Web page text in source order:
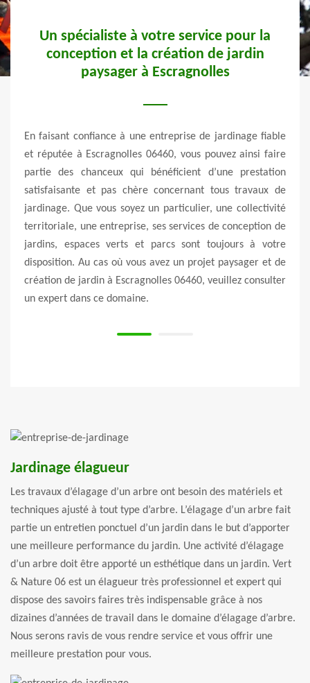
Un spécialiste à votre service pour la
conception et la création de jardin
paysager à Escragnolles
En faisant confiance à une entreprise de jardinage fiable
et réputée à Escragnolles 06460, vous pouvez ainsi faire
partie des chanceux qui bénéficient d’une prestation
satisfaisante et pas chère concernant tous travaux de
jardinage. Que vous soyez un particulier, une collectivité
territoriale, une entreprise, ses services de conception de
jardins, espaces verts et parcs sont toujours à votre
disposition. Au cas où vous avez un projet paysager et de
création de jardin à Escragnolles 06460, veuillez consulter
un expert dans ce domaine.
Jardinage élagueur
Les travaux d’élagage d’un arbre ont besoin des matériels et
techniques ajusté à tout type d’arbre. L’élagage d’un arbre fait
partie un entretien ponctuel d’un jardin dans le but d’apporter
une meilleure performance du jardin. Une activité d’élagage
d’un arbre doit être apporté un esthétique dans un jardin. Vert
& Nature 06 est un élagueur très professionnel et expert qui
dispose des savoirs faires très indispensable grâce à nos
dizaines d’années de travail dans le domaine d’élagage d’arbre.
Nous serons ravis de vous rendre service et vous offrir une
meilleure prestation pour vous.